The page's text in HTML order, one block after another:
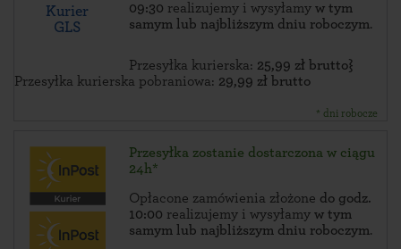
Kurier
GLS
09:30 realizujemy i wysyłamy w tym
samym lub najbliższym dniu roboczym.
Przesyłka kurierska: 25,99 zł brutto}
Przesyłka kurierska pobraniowa: 29,99 zł brutto
* dni robocze
Przesyłka zostanie dostarczona w ciągu
24h*
Opłacone zamówienia złożone do godz.
10:00 realizujemy i wysyłamy w tym
samym lub najbliższym dniu roboczym.